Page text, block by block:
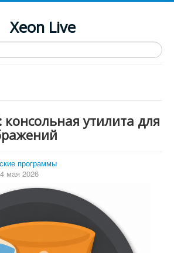
Xeon Live
консольная утилита для
программы
мая 2026